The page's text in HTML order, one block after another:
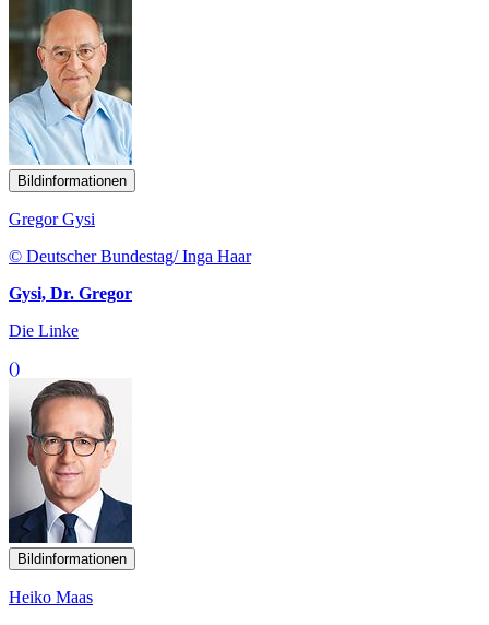
Bildinformationen
Gregor Gysi
© Deutscher Bundestag/ Inga Haar
Gysi, Dr. Gregor
Die Linke
()
Bildinformationen
Heiko Maas